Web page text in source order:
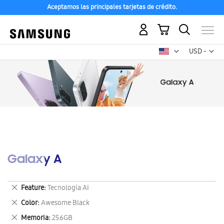
Aceptamos las principales tarjetas de crédito.
USD -
dólar
Mi carrito
Galaxy A
Feature Tecnología AI
Eliminar
este
artículo
Color Awesome Black
Eliminar
este
Memoria 256GB
Eliminar